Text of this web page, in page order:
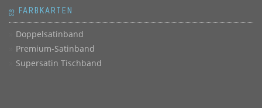
ஐ FARBKARTEN
Doppelsatinband
Premium-Satinband
Supersatin Tischband